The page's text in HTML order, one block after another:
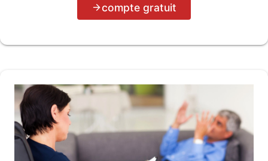
compte gratuit